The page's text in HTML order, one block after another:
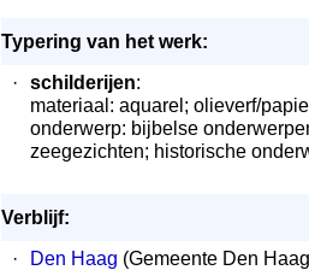
Typering van het werk:
·
schilderijen:
materiaal: aquarel; olieverf/
onderwerp: bijbelse
zeegezichten; historische
Verblijf:
·
Den Haag (Gemeente Den